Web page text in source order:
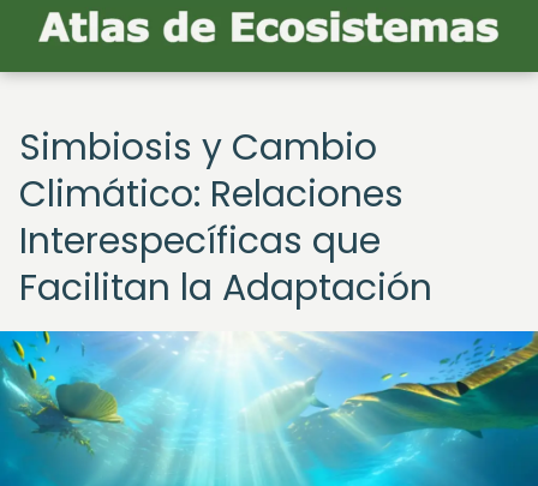
Simbiosis y Cambio
Climático: Relaciones
Interespecíficas que
Facilitan la Adaptación